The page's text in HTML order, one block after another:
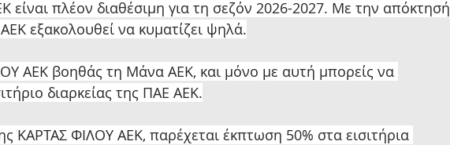
είναι πλέον διαθέσιμη για τη σεζόν 2026-2027. Με την απόκτησή
εξακολουθεί να κυματίζει ψηλά.
ΑΕΚ βοηθάς τη Μάνα ΑΕΚ, και μόνο με αυτή μπορείς να
διαρκείας της ΠΑΕ ΑΕΚ.
ΚΑΡΤΑΣ ΦΙΛΟΥ ΑΕΚ, παρέχεται έκπτωση 50% στα εισιτήρια